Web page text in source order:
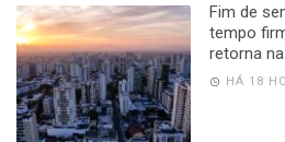
Fim de
tempo
retorna
HÁ 18